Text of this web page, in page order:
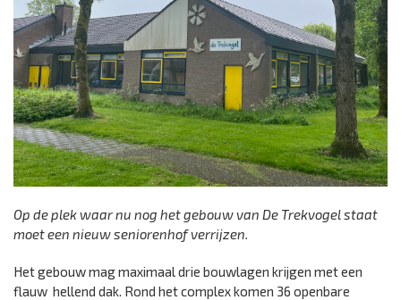
Op de plek waar nu nog het gebouw van De Trekvogel staat
moet een nieuw seniorenhof verrijzen.
Het gebouw mag maximaal drie bouwlagen krijgen met een
flauw hellend dak. Rond het complex komen 36 openbare